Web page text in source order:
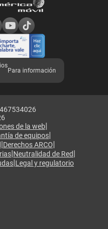
Para información
de la web|
de equipos|
|Derechos ARCO|
|Neutralidad de Red|
|Legal y regulatorio